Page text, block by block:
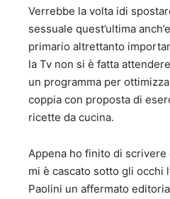
Verrebbe la volta idi
sessuale quest’ultima
primario altrettanto
la Tv non si è fatta
un programma per
coppia con proposta di
ricette da cucina.
Appena ho finito di
mi è cascato sotto gli occhi
Paolini un affermato